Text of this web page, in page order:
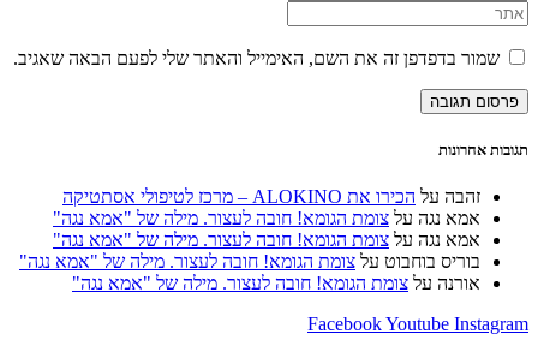
בדפדפן זה את השם, האימייל והאתר שלי לפעם הבאה שאגיב.
זהבהעלהכירו את ALOKINO – מרכז לטיפולי אסתטיקה
אמא נגהעל צומת הגומא! חובה לעצור. מילה של "אמא נגה"
אמא נגהעל צומת הגומא! חובה לעצור. מילה של "אמא נגה"
בוריס בוחבוט עלצומת הגומא! חובה לעצור. מילה של "אמא נגה"
אורנה
עלצומת הגומא! חובה לעצור. מילה של "אמא נגה"
FacebookYoutube